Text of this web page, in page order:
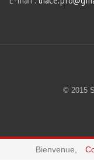
© 2015
Bienvenue,